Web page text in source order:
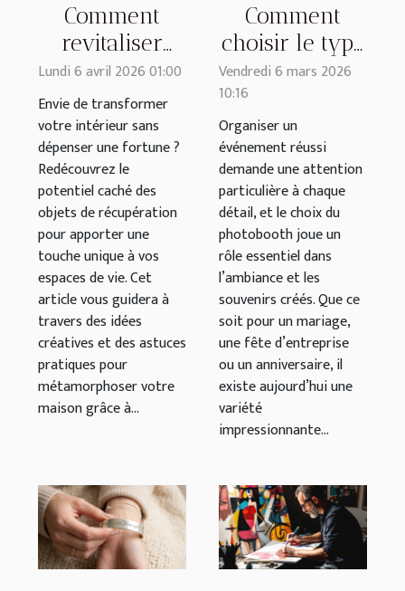
Comment
revitaliser
votre espace
avec des
objets de
récupération ?
Lundi 6 avril 2026 01:00
Envie de transformer
votre intérieur sans
dépenser une fortune ?
Redécouvrez le
potentiel caché des
objets de récupération
pour apporter une
touche unique à vos
espaces de vie. Cet
article vous guidera à
travers des idées
créatives et des astuces
pratiques pour
métamorphoser votre
maison grâce à...
Comment
choisir le type
de photobooth
idéal pour
votre
événement ?
Vendredi 6 mars 2026
10:16
Organiser un
événement réussi
demande une attention
particulière à chaque
détail, et le choix du
photobooth joue un
rôle essentiel dans
l’ambiance et les
souvenirs créés. Que ce
soit pour un mariage,
une fête d’entreprise
ou un anniversaire, il
existe aujourd’hui une
variété
impressionnante...